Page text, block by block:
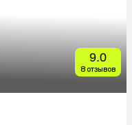
9.0
8 отзывов